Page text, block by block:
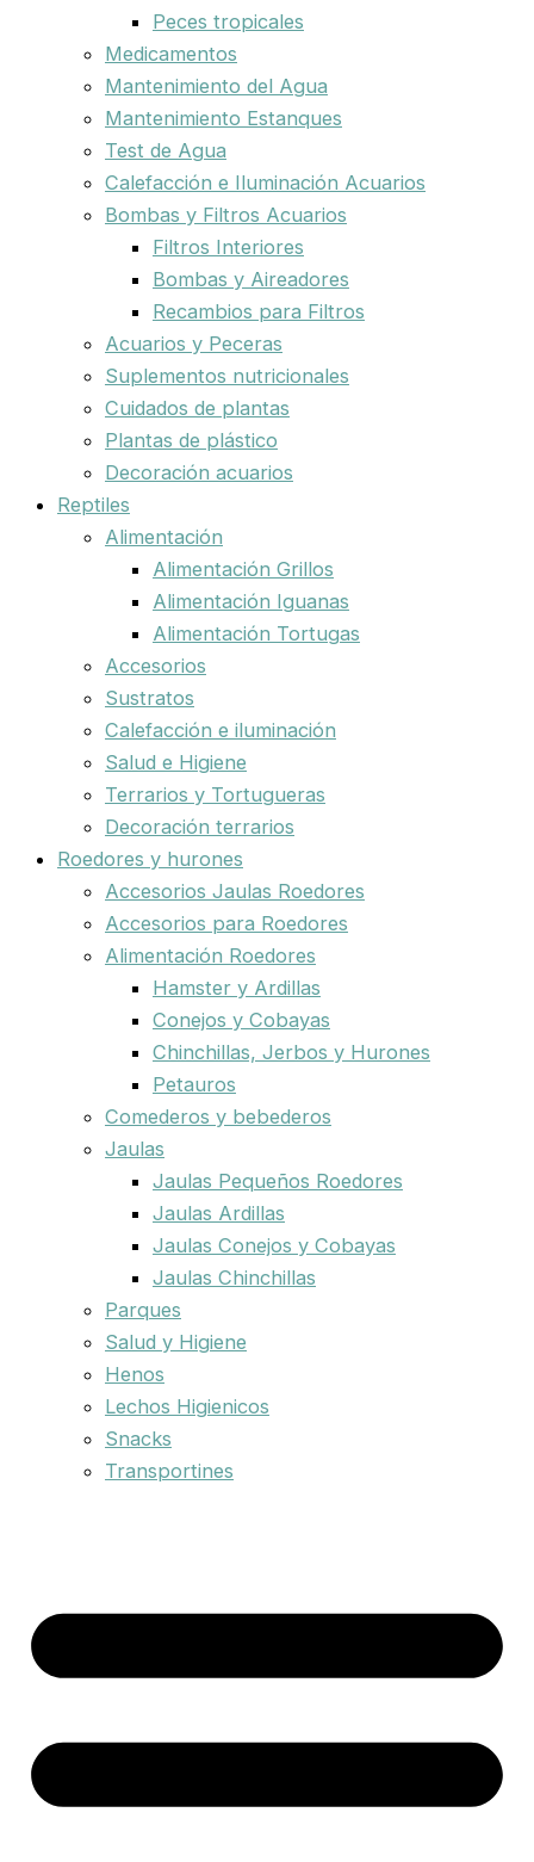
Peces tropicales
Medicamentos
Mantenimiento del Agua
Mantenimiento Estanques
Test de Agua
Calefacción e Iluminación Acuarios
Bombas y Filtros Acuarios
Filtros Interiores
Bombas y Aireadores
Recambios para Filtros
Acuarios y Peceras
Suplementos nutricionales
Cuidados de plantas
Plantas de plástico
Decoración acuarios
Reptiles
Alimentación
Alimentación Grillos
Alimentación Iguanas
Alimentación Tortugas
Accesorios
Sustratos
Calefacción e iluminación
Salud e Higiene
Terrarios y Tortugueras
Decoración terrarios
Roedores y hurones
Accesorios Jaulas Roedores
Accesorios para Roedores
Alimentación Roedores
Hamster y Ardillas
Conejos y Cobayas
Chinchillas, Jerbos y Hurones
Petauros
Comederos y bebederos
Jaulas
Jaulas Pequeños Roedores
Jaulas Ardillas
Jaulas Conejos y Cobayas
Jaulas Chinchillas
Parques
Salud y Higiene
Henos
Lechos Higienicos
Snacks
Transportines